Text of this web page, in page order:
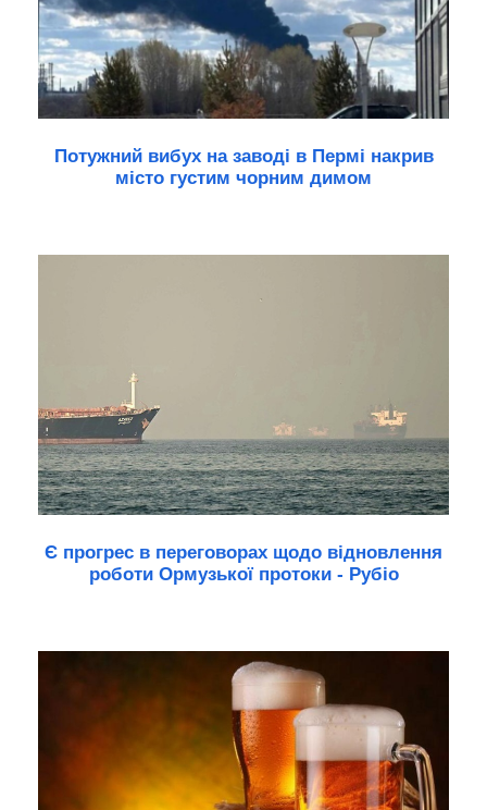
Потужний вибух на заводі в Пермі накрив
місто густим чорним димом
Є прогрес в переговорах щодо відновлення
роботи Ормузької протоки - Рубіо